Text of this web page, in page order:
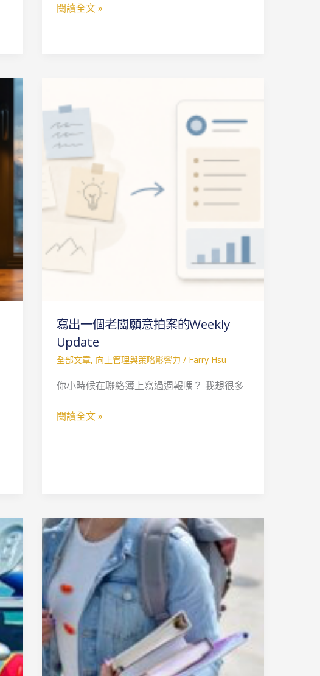
閱讀全文 »
寫出一個老闆願意拍案的Weekly
Update
全部文章, 向上管理與策略影響力 / Farry Hsu
你小時候在聯絡簿上寫過週報嗎？ 我想很多
一
個
老
闆
的
Update
閱讀全文 »
如
何
用
線
上
程
累
積
英